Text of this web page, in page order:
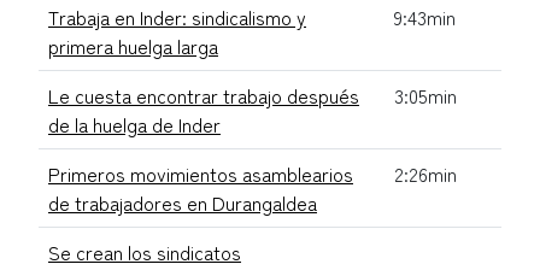
Trabaja en Inder: sindicalismo y
primera huelga larga
9:43min
Le cuesta encontrar trabajo después
de la huelga de Inder
3:05min
Primeros movimientos asamblearios
de trabajadores en Durangaldea
2:26min
Se crean los sindicatos